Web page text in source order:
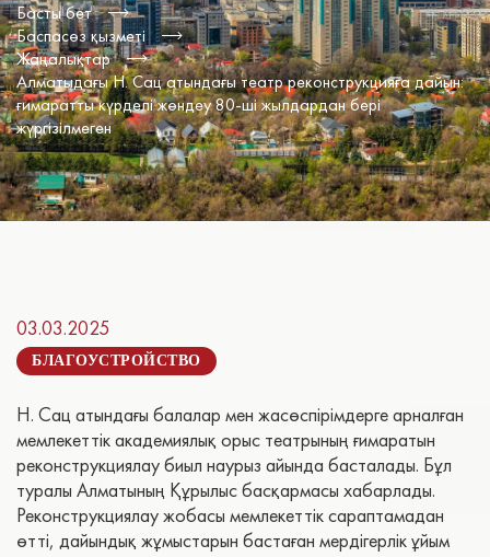
Басты бет
Баспасөз қызметі
Жаңалықтар
Алматыдағы Н. Сац атындағы театр реконструкцияға дайын:
ғимаратты күрделі жөндеу 80-ші жылдардан бері
жүргізілмеген
03.03.2025
БЛАГОУСТРОЙСТВО
Н. Сац атындағы балалар мен жасөспірімдерге арналған
мемлекеттік академиялық орыс театрының ғимаратын
реконструкциялау биыл наурыз айында басталады. Бұл
туралы Алматының Құрылыс басқармасы хабарлады.
Реконструкциялау жобасы мемлекеттік сараптамадан
өтті, дайындық жұмыстарын бастаған мердігерлік ұйым